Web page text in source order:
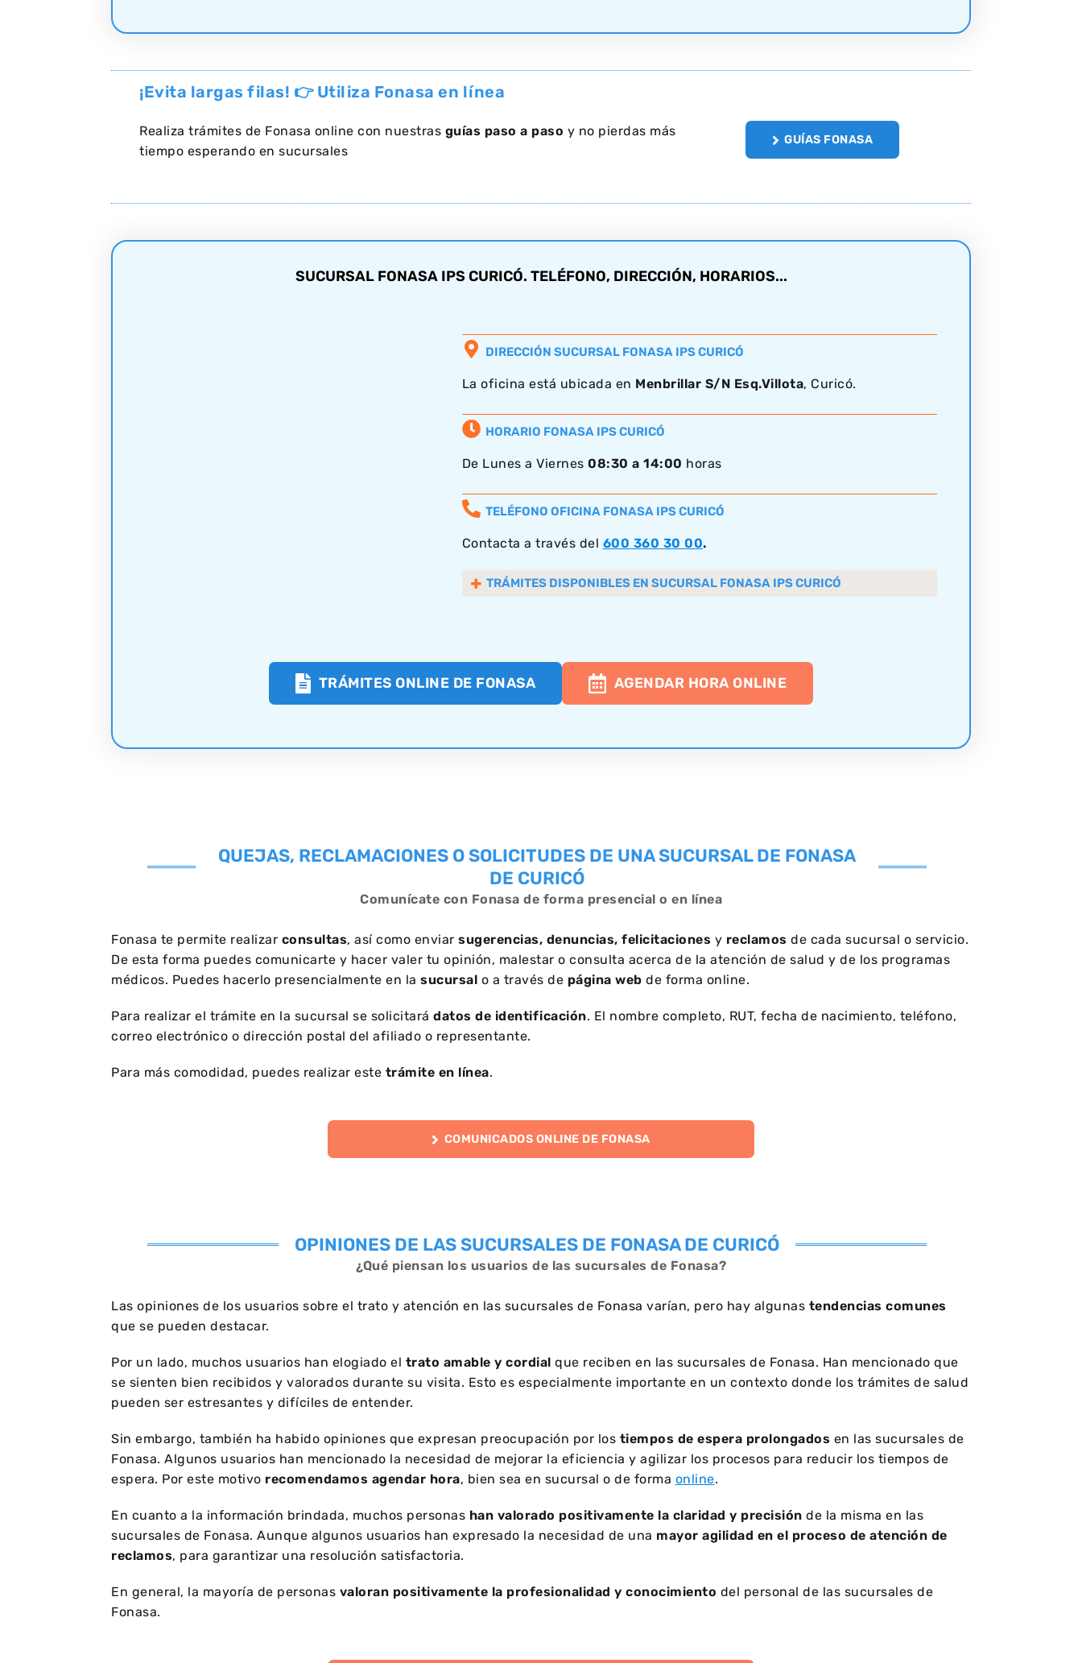
¡Evita largas filas! 👉 Utiliza Fonasa en línea
Realiza trámites de Fonasa online con nuestras guías paso a paso y no pierdas más
tiempo esperando en sucursales
GUÍAS FONASA
SUCURSAL FONASA IPS CURICÓ. TELÉFONO, DIRECCIÓN, HORARIOS...
DIRECCIÓN SUCURSAL FONASA IPS CURICÓ
La oficina está ubicada en Menbrillar S/N Esq.Villota, Curicó.
HORARIO FONASA IPS CURICÓ
De Lunes a Viernes 08:30 a 14:00 horas
TELÉFONO OFICINA FONASA IPS CURICÓ
Contacta a través del 600 360 30 00.
TRÁMITES DISPONIBLES EN SUCURSAL FONASA IPS CURICÓ
TRÁMITES ONLINE DE FONASA AGENDAR HORA ONLINE
QUEJAS, RECLAMACIONES O SOLICITUDES DE UNA SUCURSAL DE FONASA
DE CURICÓ
Comunícate con Fonasa de forma presencial o en línea
Fonasa te permite realizar consultas, así como enviar sugerencias, denuncias, felicitaciones y reclamos de cada sucursal o servicio.
De esta forma puedes comunicarte y hacer valer tu opinión, malestar o consulta acerca de la atención de salud y de los programas
médicos. Puedes hacerlo presencialmente en la sucursal o a través de página web de forma online.
Para realizar el trámite en la sucursal se solicitará datos de identificación. El nombre completo, RUT, fecha de nacimiento, teléfono,
correo electrónico o dirección postal del afiliado o representante.
Para más comodidad, puedes realizar este trámite en línea.
COMUNICADOS ONLINE DE FONASA
OPINIONES DE LAS SUCURSALES DE FONASA DE CURICÓ
¿Qué piensan los usuarios de las sucursales de Fonasa?
Las opiniones de los usuarios sobre el trato y atención en las sucursales de Fonasa varían, pero hay algunas tendencias comunes
que se pueden destacar.
Por un lado, muchos usuarios han elogiado el trato amable y cordial que reciben en las sucursales de Fonasa. Han mencionado que
se sienten bien recibidos y valorados durante su visita. Esto es especialmente importante en un contexto donde los trámites de salud
pueden ser estresantes y difíciles de entender.
Sin embargo, también ha habido opiniones que expresan preocupación por los tiempos de espera prolongados en las sucursales de
Fonasa. Algunos usuarios han mencionado la necesidad de mejorar la eficiencia y agilizar los procesos para reducir los tiempos de
espera. Por este motivo recomendamos agendar hora, bien sea en sucursal o de forma online.
En cuanto a la información brindada, muchos personas han valorado positivamente la claridad y precisión de la misma en las
sucursales de Fonasa. Aunque algunos usuarios han expresado la necesidad de una mayor agilidad en el proceso de atención de
reclamos, para garantizar una resolución satisfactoria.
En general, la mayoría de personas valoran positivamente la profesionalidad y conocimiento del personal de las sucursales de
Fonasa.